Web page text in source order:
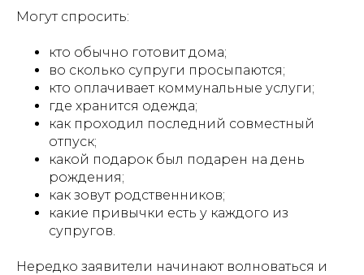
Могут спросить:
кто обычно готовит дома;
во сколько супруги просыпаются;
кто оплачивает коммунальные услуги;
где хранится одежда;
как проходил последний совместный
отпуск;
какой подарок был подарен на день
рождения;
как зовут родственников;
какие привычки есть у каждого из
супругов.
Нередко заявители начинают волноваться и